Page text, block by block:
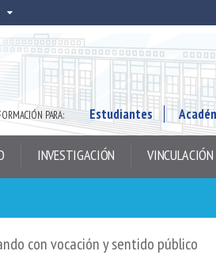
PARA: Estudiantes
INVESTIGACIÓN VINCULACIÓN
con vocación y sentido público